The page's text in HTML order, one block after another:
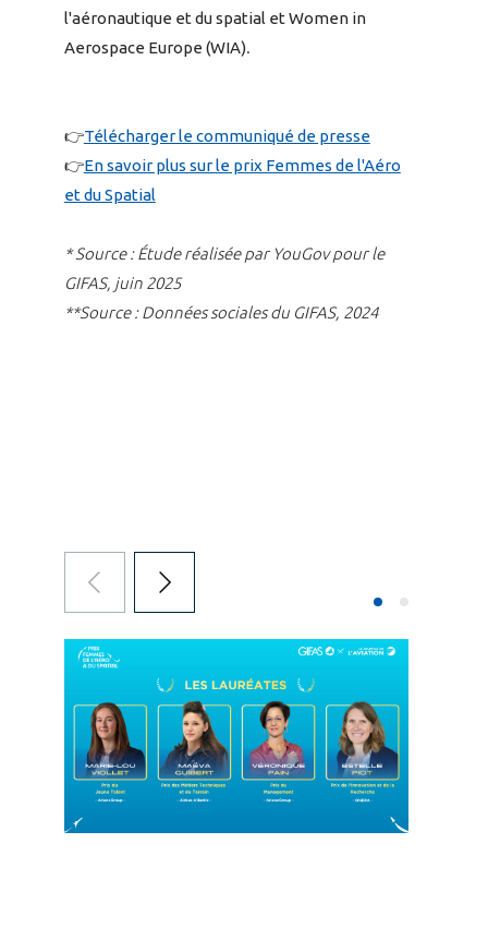
l'aéronautique et du spatial et Women in
Aerospace Europe (WIA).
👉Télécharger le communiqué de presse
👉En savoir plus sur le prix Femmes de l'Aéro
et du Spatial
* Source : Étude réalisée par YouGov pour le
GIFAS, juin 2025
**Source : Données sociales du GIFAS, 2024